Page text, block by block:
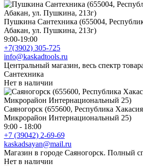
Пушкина Сантехника (655004,
Абакан, ул. Пушкина, 213г)
9:00-19:00
+7(3902) 305-725
info@kaskadtools.ru
Центральный магазин, весь спектр
Сантехника
Нет в наличии
Саяногорск (655600, Республика
Микрорайон Интернациональный 25)
9:00 - 18:00
+7 (39042) 2-69-69
kaskadsayan@mail.ru
Магазин в городе Саяногорск. Полный
Нет в наличии